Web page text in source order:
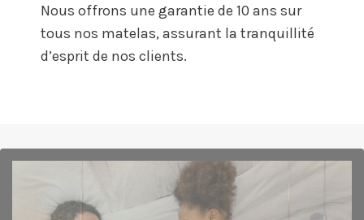
Nous offrons une garantie de 10 ans sur
tous nos matelas, assurant la tranquillité
d’esprit de nos clients.